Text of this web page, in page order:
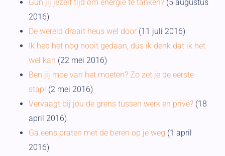
Gun jij jezelf tijd om energie te tanken? (5 augustus
2016)
De wereld draait heus wel door (11 juli 2016)
Ik heb het nog nooit gedaan, dus ik denk dat ik het
wel kan (22 mei 2016)
Ben jij moe van het moeten? Zo zet je de eerste
stap! (2 mei 2016)
Vervaagt bij jou de grens tussen werk en privé? (18
april 2016)
Ga eens praten met de beren op je weg (1 april
2016)